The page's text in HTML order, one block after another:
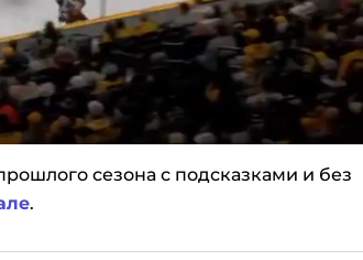
сезона с подсказками и без
.